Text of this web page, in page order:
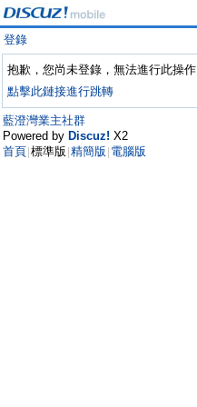
登錄
抱歉，您尚未登錄，無法進行此操作
點擊此鏈接進行跳轉
藍澄灣業主社群
Powered by Discuz! X2
首頁 標準版 精簡版 電腦版